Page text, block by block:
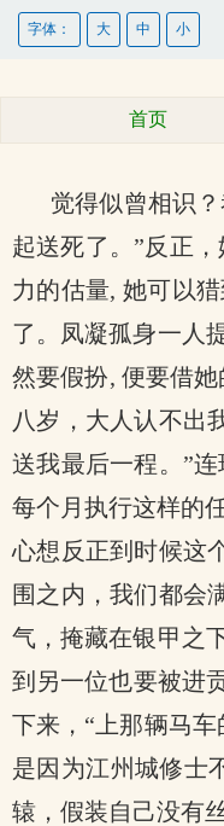
字体： 大 中 小
首页
觉得似曾相识
起送死了。”反正
力的估量, 她可以
了。凤凝孤身一人
然要假扮, 便要借
八岁，大人认不出
送我最后一程。”
每个月执行这样的
心想反正到时候这
围之内，我们都会
气，掩藏在银甲之
到另一位也要被进
下来，“上那辆马
是因为江州城修士
辕，假装自己没有